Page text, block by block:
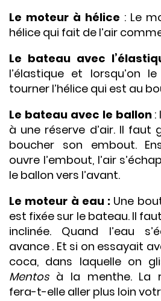
Le moteur à hélice : Le
hélice qui fait de l’air
Le bateau avec
l’élastique et lorsqu’on
tourner l’hélice qui est au
Le bateau avec le ballon :
à une réserve d’air. Il faut
boucher son embout.
ouvre l’embout, l’air
le ballon vers l’avant.
Le moteur à eau : Une
est fixée sur le bateau. Il
inclinée. Quand l’eau
avance . Et si on essayait
coca, dans laquelle on
Mentosà la menthe. La
fera-t-elle aller plus loin